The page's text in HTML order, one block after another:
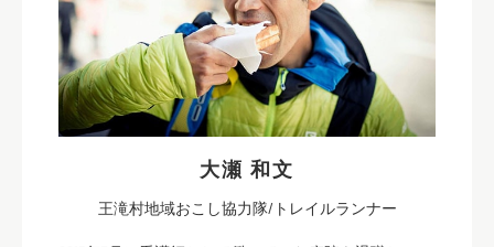
大瀬 和文
王滝村地域おこし協力隊/トレイルランナー